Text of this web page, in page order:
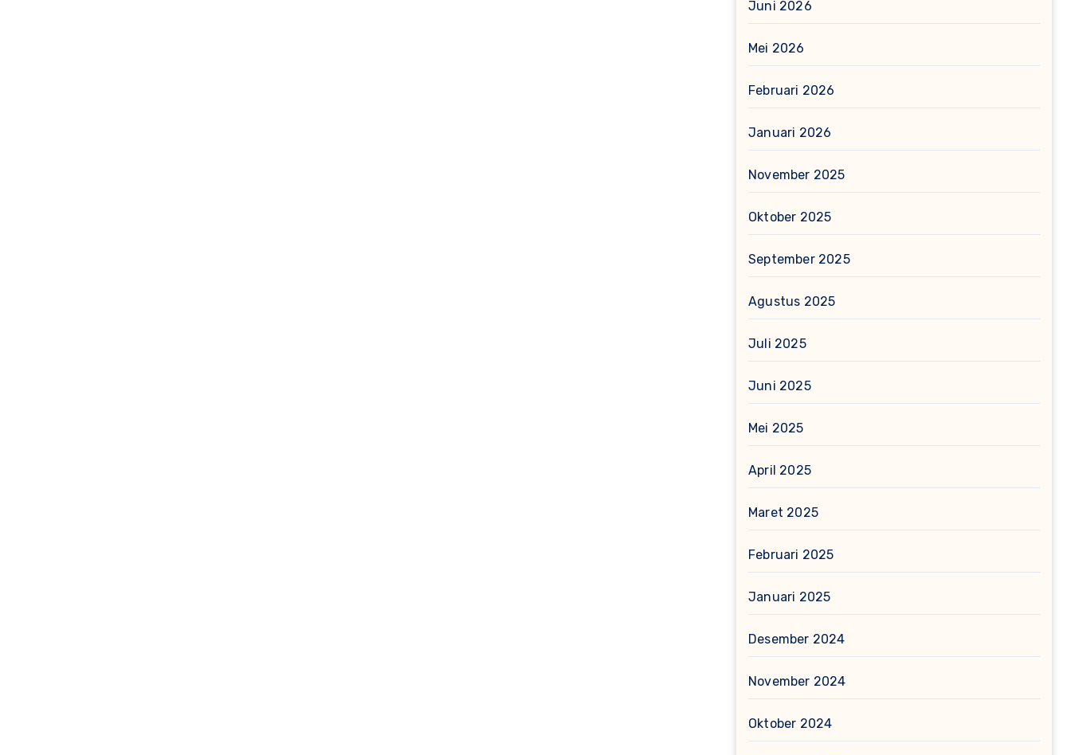
Juni 2026
Mei 2026
Februari 2026
Januari 2026
November 2025
Oktober 2025
September 2025
Agustus 2025
Juli 2025
Juni 2025
Mei 2025
April 2025
Maret 2025
Februari 2025
Januari 2025
Desember 2024
November 2024
Oktober 2024